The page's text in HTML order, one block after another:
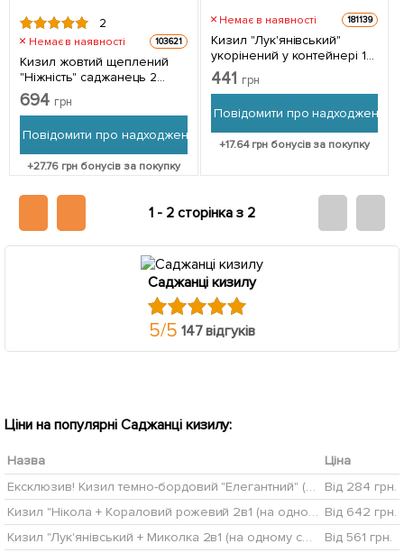
2
Немає в наявності 103621
Кизил жовтий щеплений
"Ніжність" саджанець 2
роки (ранній термін
дозрівання,
саджанець в упаковці
694 грн
Повідомити про надходження
+27.76грн бонусів за покупку
Немає в наявності 181139
Кизил "Лук'янівський"
укорінений у контейнері 1
саджанець в упаковці
441 грн
Повідомити про надходження
+17.64грн бонусів за покупку
1 - 2 сторінка з 2
Саджанці кизилу
5/5 147 відгуків
Ціни на популярні Саджанці кизилу:
Назва
Ціна
Ексклюзив! Кизил темно-бордовий "Елегантний" (Elegant) (преміальний великоплідний сорт, середнього терміну дозрівання)
Від 284 грн.
Кизил "Нікола + Кораловий рожевий 2в1 (на одному саджанці 2 сорту)" Від 642 грн.
Кизил "Лук'янівський + Миколка 2в1 (на одному саджанці 2 сорту)"
Від 561 грн.